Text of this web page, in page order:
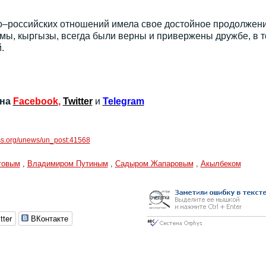
отношений имела свое достойное
кыргызы, всегда были верны и привержены дружбе, в
Facebook, Twitter и Telegram
unews/un_post:41568
, Владимиром Путиным , Садыром Жапаровым , Акылбеком
ВКонтакте